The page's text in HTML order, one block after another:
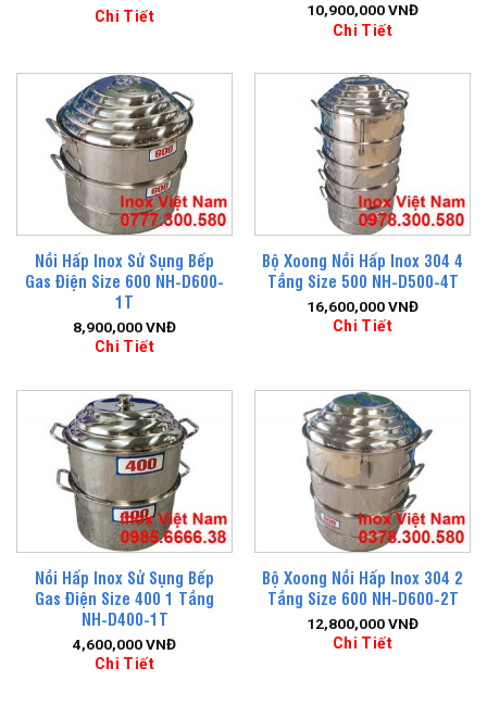
Chi Tiết 10,900,000VNĐ
Chi Tiết
Nồi Hấp Inox Sử Sụng Bếp
Gas Điện Size 600 NH-D600-
1T
8,900,000VNĐ
Chi Tiết
Bộ Xoong Nồi Hấp Inox 304 4
Tầng Size 500 NH-D500-4T
16,600,000VNĐ
Chi Tiết
Nồi Hấp Inox Sử Sụng Bếp
Gas Điện Size 400 1 Tầng
NH-D400-1T
4,600,000VNĐ
Chi Tiết
Bộ Xoong Nồi Hấp Inox 304 2
Tầng Size 600 NH-D600-2T
12,800,000VNĐ
Chi Tiết